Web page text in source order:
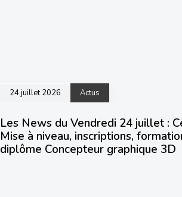
24 juillet 2026 Actus
Les News du Vendredi 24 juillet :
Mise à niveau, inscriptions,
diplôme Concepteur graphique 3D